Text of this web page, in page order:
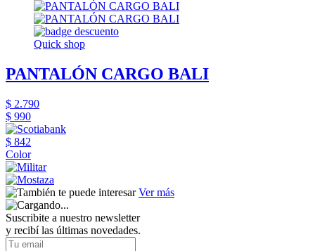
Quick shop
PANTALÓN CARGO BALI
$ 2.790
$ 990
$ 842
Color
Ver más
Suscribite a nuestro newsletter
y recibí las últimas novedades.